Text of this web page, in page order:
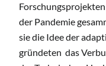
der Pandemie
sie die Idee der
gründeten das